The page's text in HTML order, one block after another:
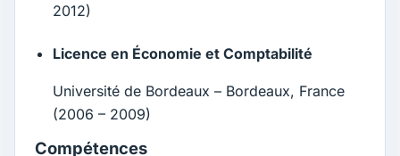
2012)
Licence en Économie et Comptabilité
Université de Bordeaux – Bordeaux, France
(2006 – 2009)
Compétences